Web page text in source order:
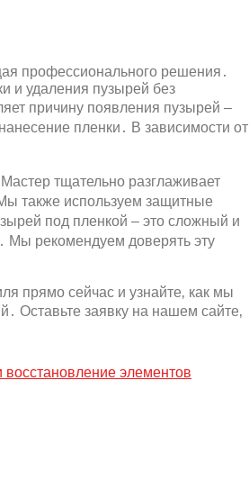
профессионального решения․
и удаления пузырей без
причину появления пузырей –
пленки․ В зависимости от
тщательно разглаживает
также используем защитные
под пленкой – это сложный и
Мы рекомендуем доверять эту
прямо сейчас и узнайте‚ как мы
Оставьте заявку на нашем сайте‚
элементов